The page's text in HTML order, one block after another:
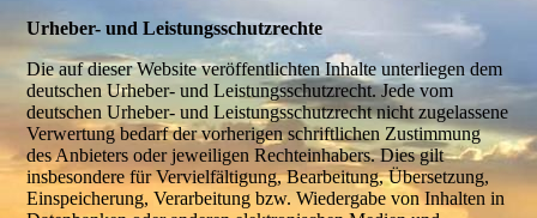
Urheber- und Leistungsschutzrechte
Die auf dieser Website veröffentlichten Inhalte unterliegen dem
deutschen Urheber- und Leistungsschutzrecht. Jede vom
deutschen Urheber- und Leistungsschutzrecht nicht zugelassene
Verwertung bedarf der vorherigen schriftlichen Zustimmung
des Anbieters oder jeweiligen Rechteinhabers. Dies gilt
insbesondere für Vervielfältigung, Bearbeitung, Übersetzung,
Einspeicherung, Verarbeitung bzw. Wiedergabe von Inhalten in